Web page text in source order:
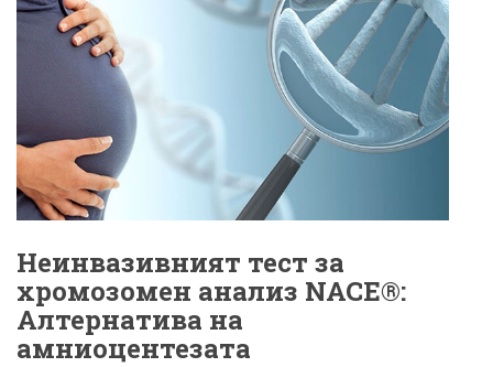
Неинвазивният тест за
хромозомен анализ NACE®:
Алтернатива на
амниоцентезата